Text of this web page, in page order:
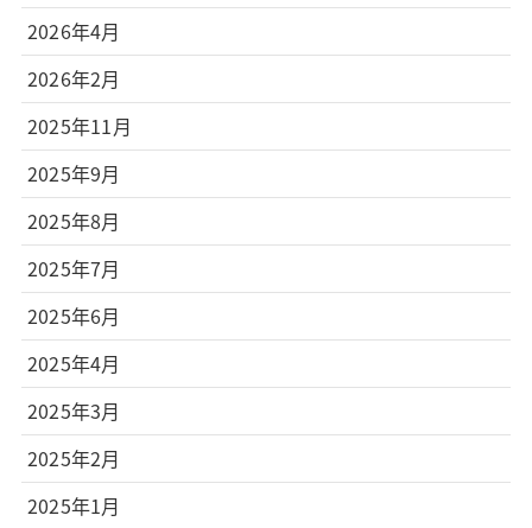
2026年4月
2026年2月
2025年11月
2025年9月
2025年8月
2025年7月
2025年6月
2025年4月
2025年3月
2025年2月
2025年1月